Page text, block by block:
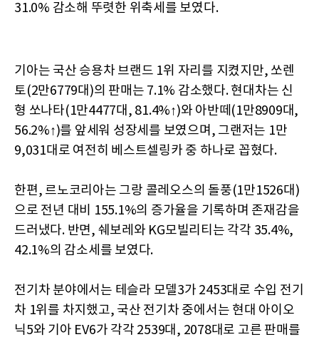
31.0% 감소해 뚜렷한 위축세를 보였다.
기아는 국산 승용차 브랜드 1위 자리를 지켰지만, 쏘렌
토(2만6779대)의 판매는 7.1% 감소했다. 현대차는 신
형 쏘나타(1만4477대, 81.4%↑)와 아반떼(1만8909대,
56.2%↑)를 앞세워 성장세를 보였으며, 그랜저는 1만
9,031대로 여전히 베스트셀링카 중 하나로 꼽혔다.
한편, 르노코리아는 그랑 콜레오스의 돌풍(1만1526대)
으로 전년 대비 155.1%의 증가율을 기록하며 존재감을
드러냈다. 반면, 쉐보레와 KG모빌리티는 각각 35.4%,
42.1%의 감소세를 보였다.
전기차 분야에서는 테슬라 모델3가 2453대로 수입 전기
차 1위를 차지했고, 국산 전기차 중에서는 현대 아이오
닉5와 기아 EV6가 각각 2539대, 2078대로 고른 판매를